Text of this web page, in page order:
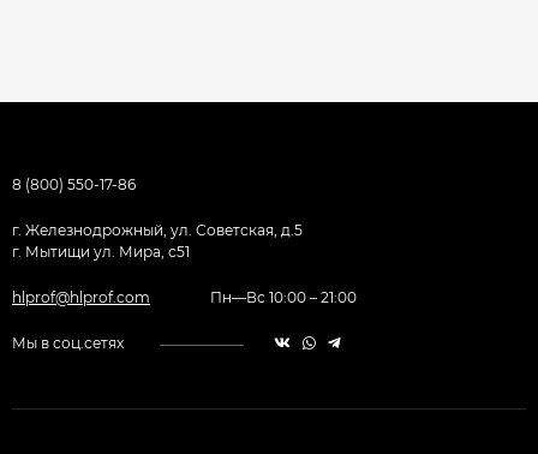
8 (800) 550-17-86
г. Железнодрожный, ул. Советская, д.5
г. Мытищи ул. Мира, с51
hlprof@hlprof.com Пн—Вс 10:00 – 21:00
Мы в соц.сетях